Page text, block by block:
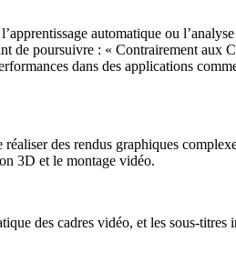
automatique ou l’analyse
de poursuivre : « Contrairement aux
dans des applications
des rendus graphiques
3D et le montage vidéo.
des cadres vidéo, et les sous-titres